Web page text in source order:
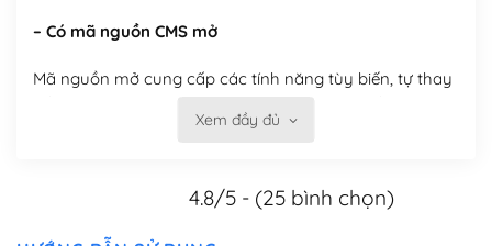
– Có mã nguồn CMS mở
Mã nguồn mở cung cấp các tính năng tùy biến, tự thay
nó theo ý bạn mà không phải sử dụng dịch vụ tại bất
Việc của bạn là đăng ký một tên miền và hosting để
Xem đầy đủ
4.8/5 - (25 bình chọn)